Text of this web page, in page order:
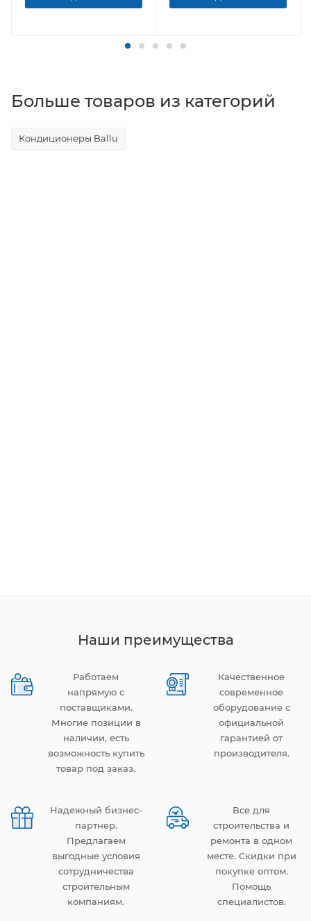
Больше товаров из категорий
Кондиционеры Ballu
Наши преимущества
Работаем
напрямую с
поставщиками.
Многие позиции в
наличии, есть
возможность купить
товар под заказ.
Качественное
современное
оборудование с
официальной
гарантией от
производителя.
Надежный бизнес-
партнер.
Предлагаем
выгодные условия
сотрудничества
строительным
компаниям.
Все для
строительства и
ремонта в одном
месте. Скидки при
покупке оптом.
Помощь
специалистов.